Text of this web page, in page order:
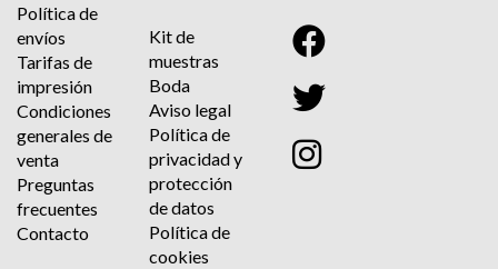
Política de
envíos
Tarifas de
impresión
Condiciones
generales de
venta
Preguntas
frecuentes
Contacto
Kit de
muestras
Boda
Aviso legal
Política de
privacidad y
protección
de datos
Política de
cookies